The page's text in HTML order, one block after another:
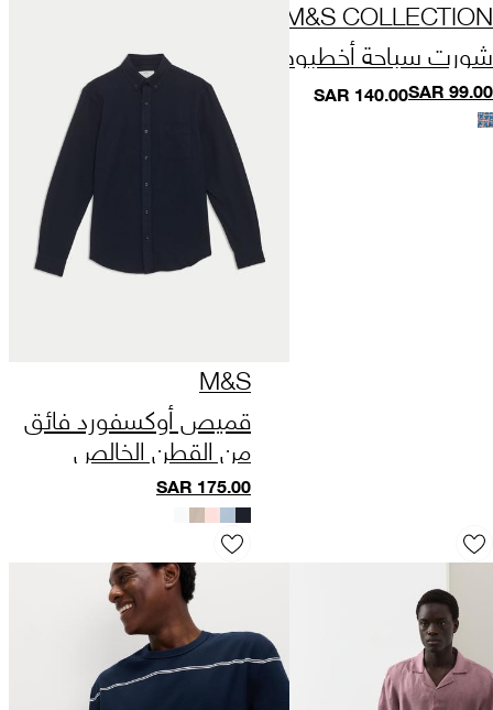
M&S COLLECTION
شورت سباحة أخطبوط
SAR99.00
SAR 140.00
M&S
قميص أوكسفورد فائق
من القطن الخالص
SAR 175.00